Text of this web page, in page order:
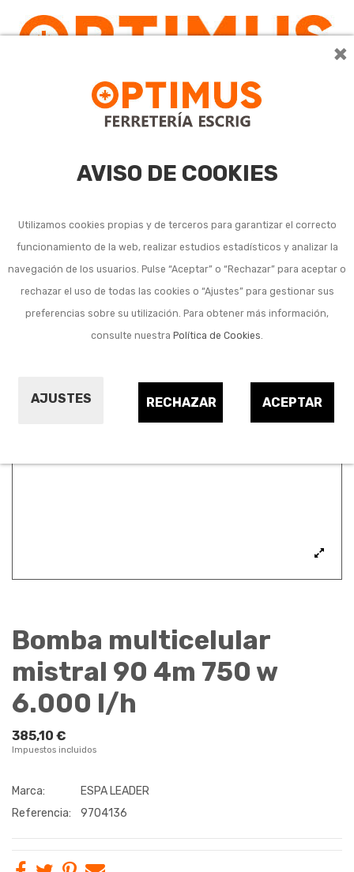
×
AVISO DE COOKIES
Utilizamos cookies propias y de terceros para garantizar el correcto
funcionamiento de la web, realizar estudios estadísticos y analizar la
navegación de los usuarios. Pulse “Aceptar” o “Rechazar” para aceptar o
rechazar el uso de todas las cookies o “Ajustes” para gestionar sus
preferencias sobre su utilización. Para obtener más información,
consulte nuestra Política de Cookies.
AJUSTES ACEPTAR
RECHAZAR
Bomba multicelular
mistral 90 4m 750 w
6.000 l/h
385,10 €
Impuestos incluidos
Marca:
ESPA LEADER
Referencia:
9704136